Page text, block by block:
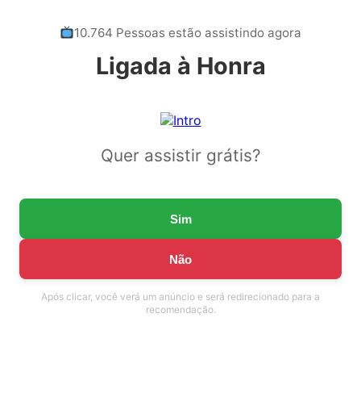
10.764 Pessoas estão assistindo agora
Ligada à Honra
Quer assistir grátis?
Sim
Não
Após clicar, você verá um anúncio e será redirecionado para a
recomendação.